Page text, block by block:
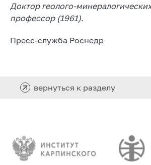
Доктор геолого-
профессор (1961).
Пресс-служба Роснедр
вернуться к разделу